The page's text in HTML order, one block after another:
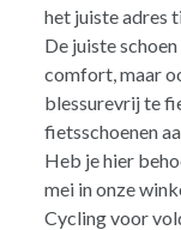
het juiste adres
De juiste
comfort, maar
blessurevrij te
fietsschoenen
Heb je hier
mei in onze
Cycling voor